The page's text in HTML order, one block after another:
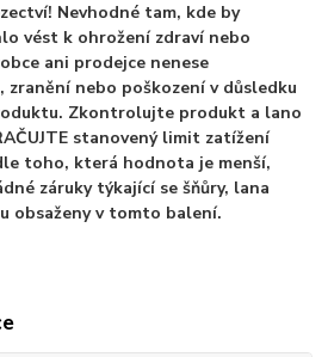
Nevhodné tam, kde by
vést k ohrožení zdraví nebo
ani prodejce nenese
nebo poškození v důsledku
Zkontrolujte produkt a lano
stanovený limit zatížení
toho, která hodnota je menší,
záruky týkající se šňůry, lana
obsaženy v tomto balení.